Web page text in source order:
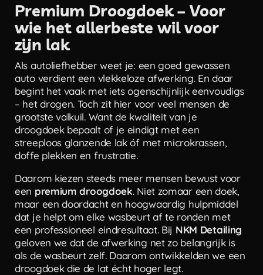
Premium Droogdoek – Voor
wie het allerbeste wil voor
zijn lak
Als autoliefhebber weet je: een goed gewassen
auto verdient een vlekkeloze afwerking. En daar
begint het vaak met iets ogenschijnlijk eenvoudigs
– het drogen. Toch zit hier voor veel mensen de
grootste valkuil. Want de kwaliteit van je
droogdoek bepaalt of je eindigt met een
streeploos glanzende lak óf met microkrassen,
doffe plekken en frustratie.
Daarom kiezen steeds meer mensen bewust voor
een premium droogdoek. Niet zomaar een doek,
maar een doordacht en hoogwaardig hulpmiddel
dat je helpt om elke wasbeurt af te ronden met
een professioneel eindresultaat. Bij NKM Detailing
geloven we dat de afwerking net zo belangrijk is
als de wasbeurt zelf. Daarom ontwikkelden we een
droogdoek die de lat écht hoger legt.